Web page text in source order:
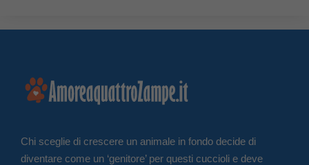
Chi sceglie di crescere un animale in fondo decide di
diventare come un ‘genitore’ per questi cuccioli e deve